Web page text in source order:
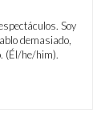
Soy
demasiado,
(Él/he/him).